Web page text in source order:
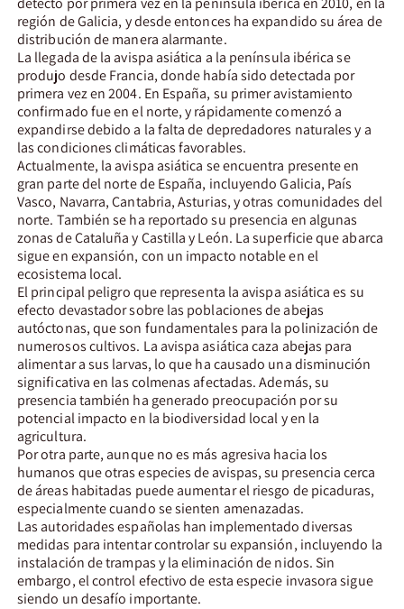
región de Galicia, y desde entonces ha expandido su área de
distribución de manera alarmante.
La llegada de la avispa asiática a la península ibérica se
produjo desde Francia, donde había sido detectada por
primera vez en 2004. En España, su primer avistamiento
confirmado fue en el norte, y rápidamente comenzó a
expandirse debido a la falta de depredadores naturales y a
las condiciones climáticas favorables.
Actualmente, la avispa asiática se encuentra presente en
gran parte del norte de España, incluyendo Galicia, País
Vasco, Navarra, Cantabria, Asturias, y otras comunidades del
norte. También se ha reportado su presencia en algunas
zonas de Cataluña y Castilla y León. La superficie que abarca
sigue en expansión, con un impacto notable en el
ecosistema local.
El principal peligro que representa la avispa asiática es su
efecto devastador sobre las poblaciones de abejas
autóctonas, que son fundamentales para la polinización de
numerosos cultivos. La avispa asiática caza abejas para
alimentar a sus larvas, lo que ha causado una disminución
significativa en las colmenas afectadas. Además, su
presencia también ha generado preocupación por su
potencial impacto en la biodiversidad local y en la
agricultura.
Por otra parte, aunque no es más agresiva hacia los
humanos que otras especies de avispas, su presencia cerca
de áreas habitadas puede aumentar el riesgo de picaduras,
especialmente cuando se sienten amenazadas.
Las autoridades españolas han implementado diversas
medidas para intentar controlar su expansión, incluyendo la
instalación de trampas y la eliminación de nidos. Sin
embargo, el control efectivo de esta especie invasora sigue
siendo un desafío importante.